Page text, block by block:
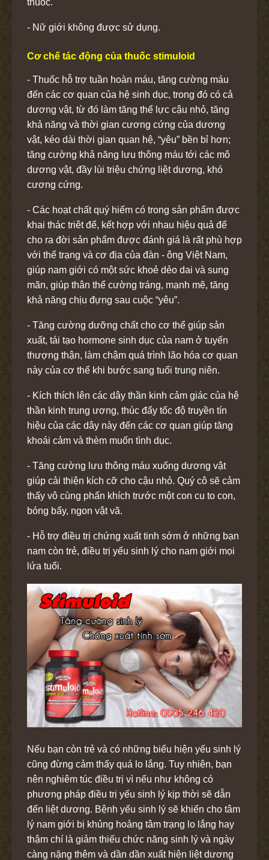
thuốc.
- Nữ giới không được sử dụng.
Cơ chế tác động của thuốc stimuloid
- Thuốc hỗ trợ tuần hoàn máu, tăng cường máu
đến các cơ quan của hệ sinh dục, trong đó có cả
dương vật, từ đó làm tăng thể lực cậu nhỏ, tăng
khả năng và thời gian cương cứng của dương
vật, kéo dài thời gian quan hệ, “yêu” bền bỉ hơn;
tăng cường khả năng lưu thông máu tới các mô
dương vật, đầy lùi triệu chứng liệt dương, khó
cương cứng.
- Các hoạt chất quý hiếm có trong sản phẩm được
khai thác triêt để, kết hợp với nhau hiệu quả để
cho ra đời sản phẩm được đánh giá là rất phù hợp
với thể trạng và cơ địa của đàn - ông Việt Nam,
giúp nam giới có một sức khoẻ dẻo dai và sung
mãn, giúp thân thể cường tráng, mạnh mẽ, tăng
khả năng chịu đựng sau cuộc “yêu”.
- Tăng cường dưỡng chất cho cơ thể giúp sản
xuất, tái tạo hormone sinh dục của nam ở tuyến
thượng thận, làm chậm quá trình lão hóa cơ quan
này của cơ thể khi bước sang tuổi trung niên.
- Kích thích lên các dây thần kinh cảm giác của hệ
thần kinh trung ương, thúc đẩy tốc độ truyền tín
hiệu của các dây này đến các cơ quan giúp tăng
khoái cảm và thèm muốn tình dục.
- Tăng cường lưu thông máu xuống dương vật
giúp cải thiện kích cỡ cho cậu nhỏ. Quý cô sẽ cảm
thấy vô cùng phấn khích trước một con cu to con,
bóng bẩy, ngon vật vã.
- Hỗ trợ điều trị chứng xuất tinh sớm ở những bạn
nam còn trẻ, điều trị yếu sinh lý cho nam giới mọi
lứa tuổi.
Nếu bạn còn trẻ và có những biểu hiện yếu sinh lý
cũng đừng cảm thấy quá lo lắng. Tuy nhiên, bạn
nên nghiêm túc điều trị vì nếu như không có
phương pháp điều trị yếu sinh lý kịp thời sẽ dẫn
đến liệt dương. Bệnh yếu sinh lý sẽ khiến cho tâm
lý nam giới bị khủng hoảng tâm trạng lo lắng hay
thậm chí là giảm thiếu chức năng sinh lý và ngày
càng nặng thêm và dần dần xuất hiện liệt dương